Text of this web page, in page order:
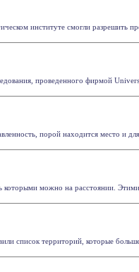
институте смогли разрешить
проведенного фирмой
порой находится место и
которыми можно на расстоянии.
список территорий, которые